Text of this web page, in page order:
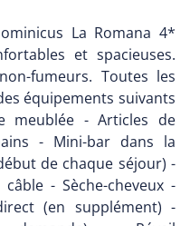
La Romana 4*
et spacieuses.
fumeurs. Toutes les
équipements suivants
meublée - Articles de
- Mini-bar dans la
de chaque séjour) -
- Sèche-cheveux -
(en supplément) -